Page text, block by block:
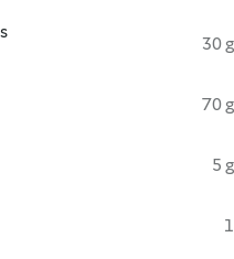
30 g
70 g
5 g
1